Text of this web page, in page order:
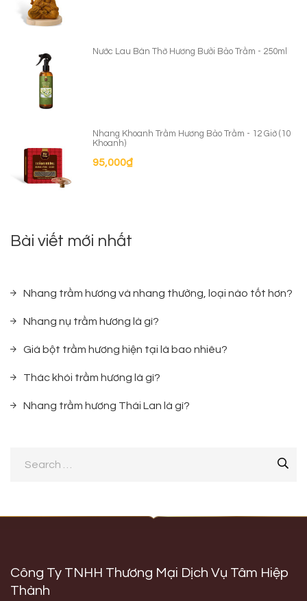
Nước Lau Bàn Thờ Hương Bưởi Bảo Trầm - 250ml
Nhang Khoanh Trầm Hương Bảo Trầm - 12 Giờ (10
Khoanh)
95,000₫
Bài viết mới nhất
Nhang trầm hương và nhang thường, loại nào tốt hơn?
Nhang nụ trầm hương là gì?
Giá bột trầm hương hiện tại là bao nhiêu?
Thác khói trầm hương là gì?
Nhang trầm hương Thái Lan là gì?
Công Ty TNHH Thương Mại Dịch Vụ Tâm Hiệp
Thành